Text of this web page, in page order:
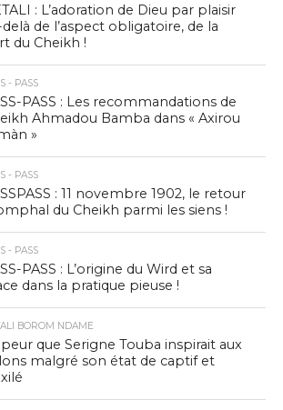
: L’adoration de Dieu par plaisir
delà de l’aspect obligatoire, de la
du Cheikh !
- PASS
PASS : Les recommandations de
Ahmadou Bamba dans « Axirou
»
- PASS
: 11 novembre 1902, le retour
du Cheikh parmi les siens !
- PASS
PASS : L’origine du Wird et sa
dans la pratique pieuse !
BOROM NDAME
peur que Serigne Touba inspirait aux
malgré son état de captif et